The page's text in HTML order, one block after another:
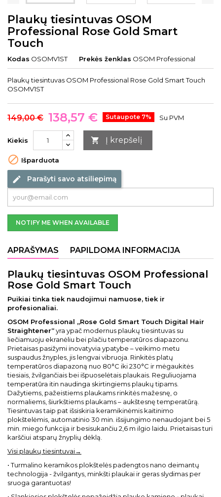
Plaukų tiesintuvas OSOM
Professional Rose Gold Smart
Touch
Kodas OSOMV1ST Prekės ženklas OSOM Professional
Plaukų tiesintuvas OSOM Professional Rose Gold Smart Touch
OSOMV1ST
149,00 € 138,57 € Sutaupote 7% Su PVM
Kiekis  Į krepšelį
 Išparduota
edit Parašyti savo atsiliepimą
NOTIFY ME WHEN AVAILABLE
APRAŠYMAS PAPILDOMA INFORMACIJA
Plaukų tiesintuvas OSOM Professional
Rose Gold Smart Touch
Puikiai tinka tiek naudojimui namuose, tiek ir
profesionaliai.
OSOM Professional „Rose Gold Smart Touch Digital Hair
Straightener“yra ypač modernus plaukų tiesintuvas su
liečiamuoju ekranėliu bei plačiu temperatūros diapazonu.
Prietaisas pasižymi inovatyvia ypatybe – veikimo metu
suspaudus žnyples, jis lengvai vibruoja. Rinkitės platų
temperatūros diapazoną nuo 80°C iki 230°C ir mėgaukitės
tiesiais, žvilgančiais bei išpuoselėtais plaukais. Reguliuojama
temperatūra itin naudinga skirtingiems plaukų tipams.
Dažytiems, pažeistiems plaukams rinkitės mažesnę, o
normaliems, šiurkštiems plaukams – aukštesnę temperatūrą.
Tiesintuvas taip pat išsiskiria keramikinėmis kaitinimo
plokštelėmis, automatinio 30 min. išsijungimo nenaudojant bei 5
min. miego funkcija ir besisukančiu 2,6 m ilgio laidu. Prietaisas turi
karščiui atsparų žnyplių dėklą.
Visi plaukų tiesintuvai→
• Turmalino keramikos plokštelės padengtos nano deimantų
technologija - žvilgantys, minkšti plaukai ir geras slydimas per
sruoga garantuotas!